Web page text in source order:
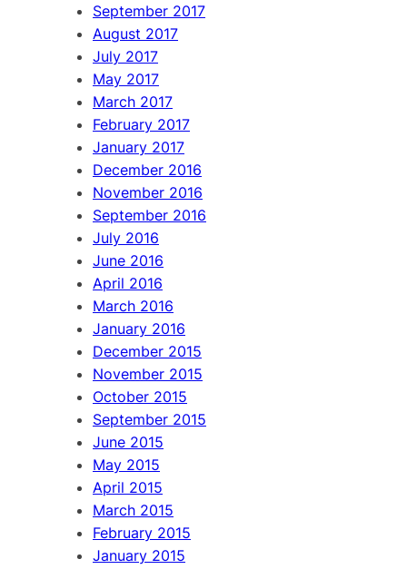
September 2017
August 2017
July 2017
May 2017
March 2017
February 2017
January 2017
December 2016
November 2016
September 2016
July 2016
June 2016
April 2016
March 2016
January 2016
December 2015
November 2015
October 2015
September 2015
June 2015
May 2015
April 2015
March 2015
February 2015
January 2015